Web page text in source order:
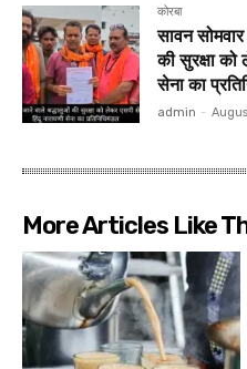
कोरबा
सावन
की सुरक्षा को
सेना का
admin -
More Articles Like